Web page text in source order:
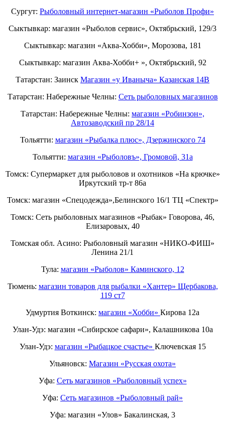
Сургут: Рыболовный интернет-магазин «Рыболов Профи»
Сыктывкар: магазин «Рыболов сервис», Октябрьский, 129/3
Сыктывкар: магазин «Аква-Хобби», Морозова, 181
Сыктывкар: магазин Аква-Хобби+ », Октябрьский, 92
Татарстан: Заинск Магазин «у Иваныча» Казанская 14В
Татарстан: Набережные Челны: Cеть рыболовных магазинов
Татарстан: Набережные Челны: магазин «Робинзон»,
Автозаводский пр 28/14
Тольятти: магазин «Рыбалка плюс», Дзержинского 74
Тольятти: магазин «Рыболовъ», Громовой, 31а
Томск: Супермаркет для рыболовов и охотников «На крючке»
Иркутский тр-т 86а
Томск: магазин «Спецодежда»,Белинского 16/1 ТЦ «Спектр»
Томск: Сеть рыболовных магазинов «Рыбак» Говорова, 46,
Елизаровых, 40
Томская обл. Асино: Рыболовный магазин «НИКО-ФИШ»
Ленина 21/1
Тула: магазин «Рыболов» Каминского, 12
Тюмень: магазин товаров для рыбалки «Хантер» Щербакова,
119 ст7
Удмуртия Воткинск: магазин «Хобби» Кирова 12а
Улан-Удэ: магазин «Сибирское сафари», Калашникова 10а
Улан-Удэ: магазин «Рыбацкое счастье» Ключевская 15
Ульяновск: Магазин «Русская охота»
Уфа: Сеть магазинов «Рыболовный успех»
Уфа: Сеть магазинов «Рыболовный рай»
Уфа: магазин «Улов» Бакалинская, 3